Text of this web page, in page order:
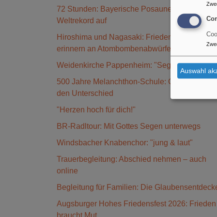
72 Stunden: Bayerische Posaunenchöre stellen
Weltrekord auf
Hiroshima und Nagasaki: Friedensgruppen
erinnern an Atombombenabwürfe
Weidenkirche Pappenheim: "Segen2Ride"
500 Jahre Melanchthon-Schule: Glaube macht
den Unterschied
"Herzen hoch für dich!"
BR-Radltour: Mit Gottes Segen unterwegs
Windsbacher Knabenchor: "jung & laut"
Trauerbegleitung: Abschied nehmen – auch
online
Begleitung für Familien: Die
Augsburger Hohes Friedensfest 2026: Frieden
braucht Mut
Auswahl